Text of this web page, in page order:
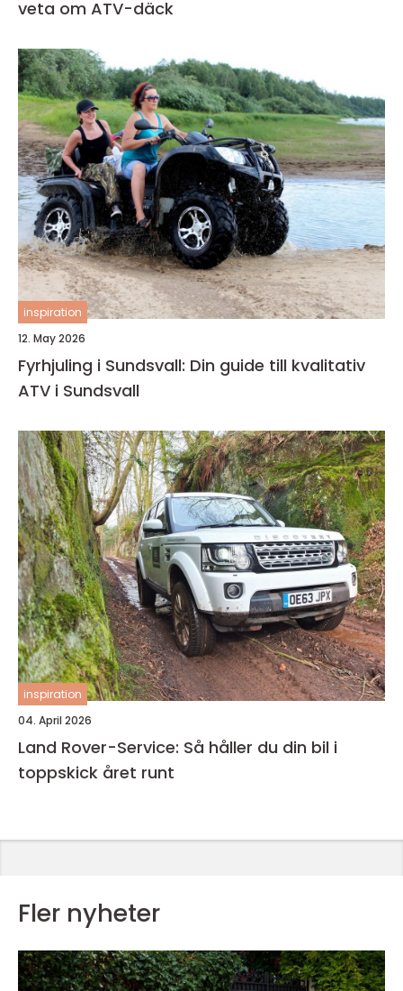
veta om ATV-däck
inspiration
12. May 2026
Fyrhjuling i Sundsvall: Din guide till kvalitativ
ATV i Sundsvall
inspiration
04. April 2026
Land Rover-Service: Så håller du din bil i
toppskick året runt
Fler nyheter